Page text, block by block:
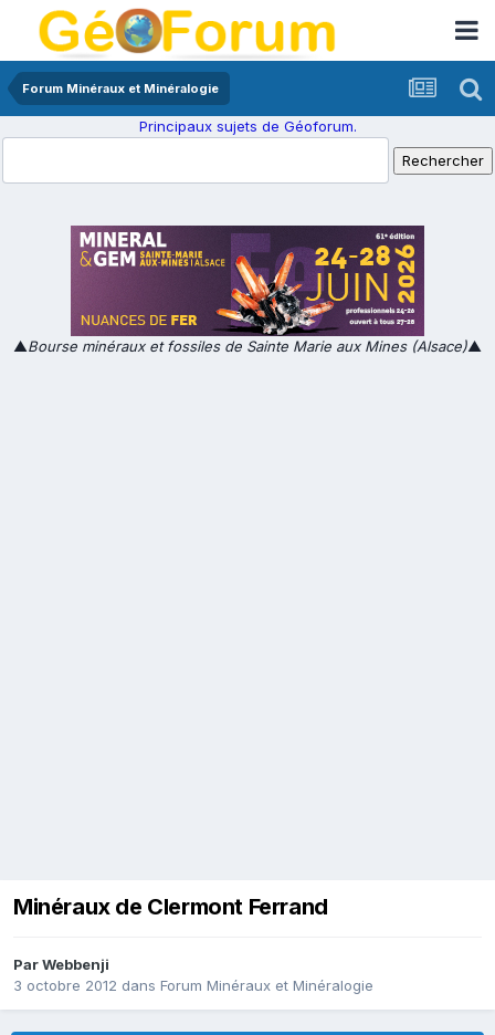
Forum Minéraux et Minéralogie
Principaux sujets de Géoforum.
▲Bourse minéraux et fossiles de Sainte Marie aux Mines (Alsace)▲
Minéraux de Clermont Ferrand
ParWebbenji
3 octobre 2012 dans Forum Minéraux et Minéralogie